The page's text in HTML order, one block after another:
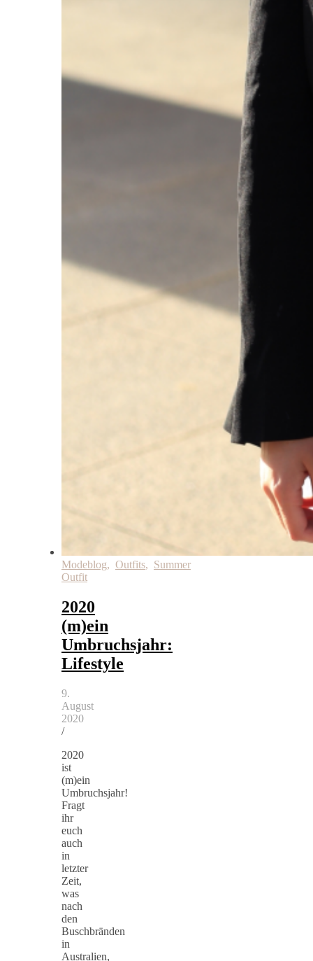
Modeblog, Outfits, Summer
Outfit
2020
(m)ein
Umbruchsjahr:
Lifestyle
9.
August
2020
/
2020
ist
(m)ein
Umbruchsjahr!
Fragt
ihr
euch
auch
in
letzter
Zeit,
was
nach
den
Buschbränden
in
Australien,